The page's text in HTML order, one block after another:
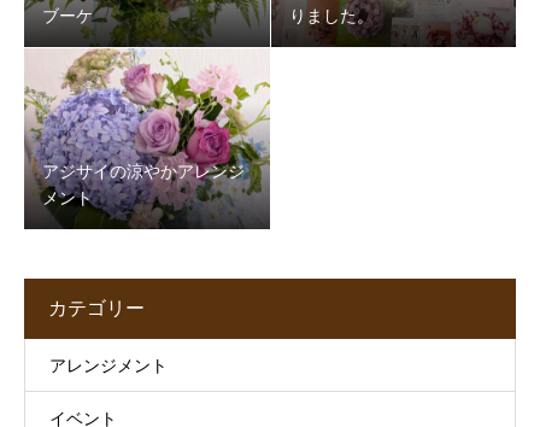
ブーケ
りました。
アジサイの涼やかアレンジ
メント
カテゴリー
アレンジメント
イベント